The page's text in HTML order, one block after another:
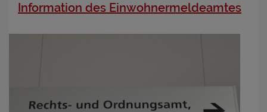
Information des Einwohnermeldeamtes
Cookie Name